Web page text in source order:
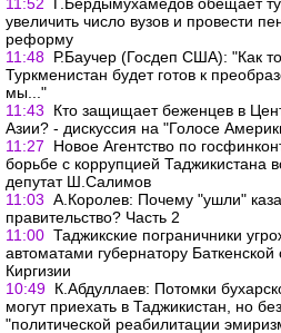
увеличить число вузов и провести
реформу
11:48 Р.Баучер (Госдеп США): "Как
Туркменистан будет готов к
мы..."
11:43
Кто защищает беженцев в
Азии? - дискуссия на "Голосе
11:27
Новое Агентство по
борьбе с коррупцией Таджикистана
депутат Ш.Салимов
11:03 А.Королев: Почему "ушли"
правительство? Часть 2
11:00 Таджикские пограничники
автоматами губернатору Баткенской
Киргизии
10:49 К.Абдуллаев: Потомки
могут приехать в Таджикистан, но без
"политической реабилитации